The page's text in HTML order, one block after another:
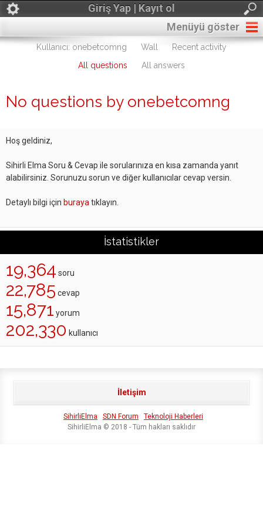
Giriş Yap | Kayıt ol
Menüyü göster
Kullanıcı: onebetcomng Wall
Recent activity
All questions
All answers
No questions by onebetcomng
Hoş geldiniz,
Sihirli Elma Soru & Cevap ile sorularınıza en kısa zamanda yanıt
alabilirsiniz. Sorunuzu sorun ve diğer kullanıcılar cevap versin.
Detaylı bilgi için buraya tıklayın.
İstatistikler
19,364 soru
22,785 cevap
15,871 yorum
202,330 kullanıcı
İletişim
SihirliElma SDN Forum
Teknoloji Haberleri
SihirliElma © 2018 - Tüm hakları saklıdır